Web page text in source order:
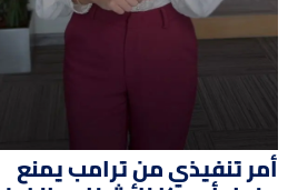
أمر تنفيذي من ترامب يمنع